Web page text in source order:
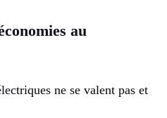
au
ne se valent pas et